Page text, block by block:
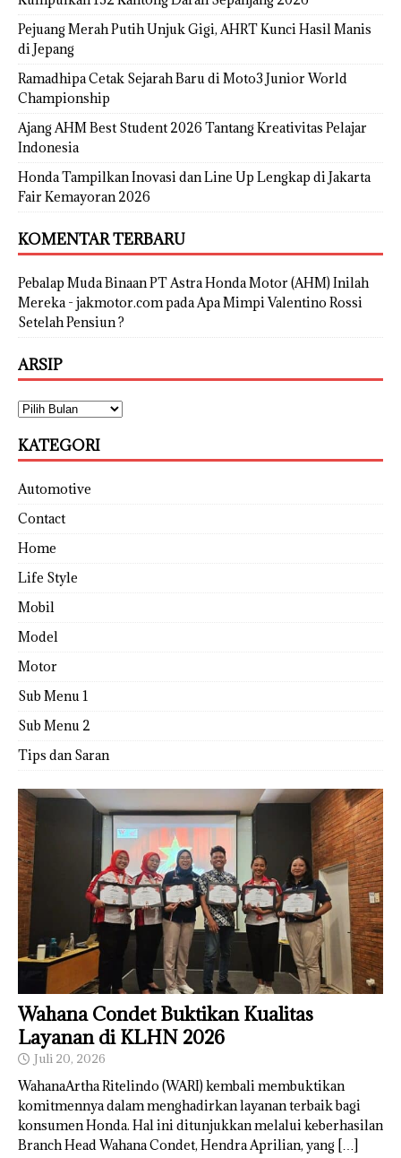
Pejuang Merah Putih Unjuk Gigi, AHRT Kunci Hasil Manis
di Jepang
Ramadhipa Cetak Sejarah Baru di Moto3 Junior World
Championship
Ajang AHM Best Student 2026 Tantang Kreativitas Pelajar
Indonesia
Honda Tampilkan Inovasi dan Line Up Lengkap di Jakarta
Fair Kemayoran 2026
KOMENTAR TERBARU
Pebalap Muda Binaan PT Astra Honda Motor (AHM) Inilah
Mereka - jakmotor.compada Apa Mimpi Valentino Rossi
Setelah Pensiun ?
ARSIP
KATEGORI
Automotive
Contact
Home
Life Style
Mobil
Model
Motor
Sub Menu 1
Sub Menu 2
Tips dan Saran
Wahana Condet Buktikan Kualitas
Layanan di KLHN 2026
Juli 20, 2026
WahanaArtha Ritelindo (WARI) kembali membuktikan
komitmennya dalam menghadirkan layanan terbaik bagi
konsumen Honda. Hal ini ditunjukkan melalui keberhasilan
Branch Head Wahana Condet, Hendra Aprilian, yang […]